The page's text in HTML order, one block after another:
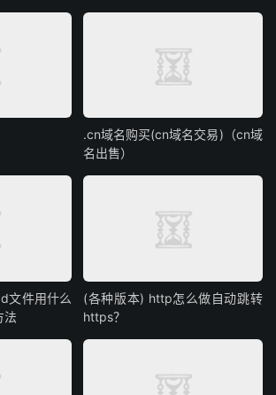
.cn域名购买(cn域名交易)（cn域
名出售）
文件用什么
法
(各种版本) http怎么做自动跳转
https？